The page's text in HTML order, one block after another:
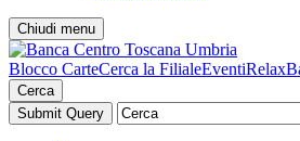
Chiudi menu
Blocco CarteCerca la FilialeEventi
Cerca